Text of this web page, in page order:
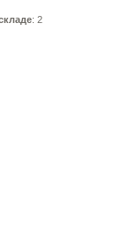
: 2